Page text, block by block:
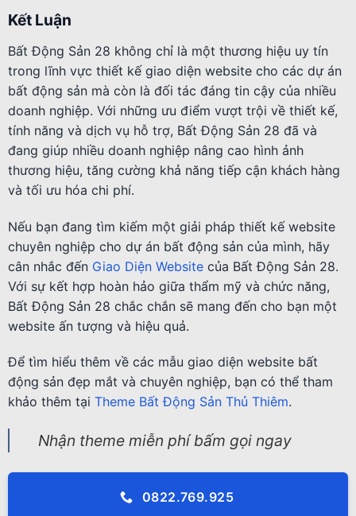
Kết Luận
Bất Động Sản 28 không chỉ là một thương hiệu uy tín
trong lĩnh vực thiết kế giao diện website cho các dự án
bất động sản mà còn là đối tác đáng tin cậy của nhiều
doanh nghiệp. Với những ưu điểm vượt trội về thiết kế,
tính năng và dịch vụ hỗ trợ, Bất Động Sản 28 đã và
đang giúp nhiều doanh nghiệp nâng cao hình ảnh
thương hiệu, tăng cường khả năng tiếp cận khách hàng
và tối ưu hóa chi phí.
Nếu bạn đang tìm kiếm một giải pháp thiết kế website
chuyên nghiệp cho dự án bất động sản của mình, hãy
cân nhắc đến Giao Diện Website của Bất Động Sản 28.
Với sự kết hợp hoàn hảo giữa thẩm mỹ và chức năng,
Bất Động Sản 28 chắc chắn sẽ mang đến cho bạn một
website ấn tượng và hiệu quả.
Để tìm hiểu thêm về các mẫu giao diện website bất
động sản đẹp mắt và chuyên nghiệp, bạn có thể tham
khảo thêm tại Theme Bất Động Sản Thủ Thiêm.
Nhận theme miễn phí bấm gọi ngay
0822.769.925